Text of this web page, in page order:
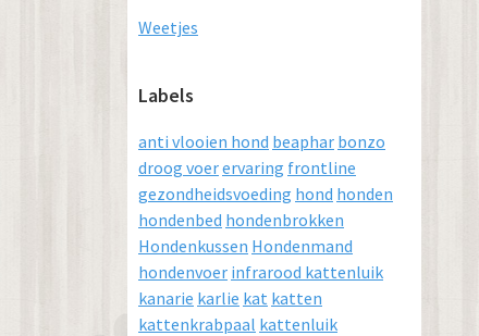
Weetjes
Labels
anti vlooien hond beaphar bonzo
droog voerervaring frontline
gezondheidsvoeding hond honden
hondenbed hondenbrokken
Hondenkussen Hondenmand
hondenvoer infrarood kattenluik
kanarie karlie kat katten
kattenkrabpaal kattenluik